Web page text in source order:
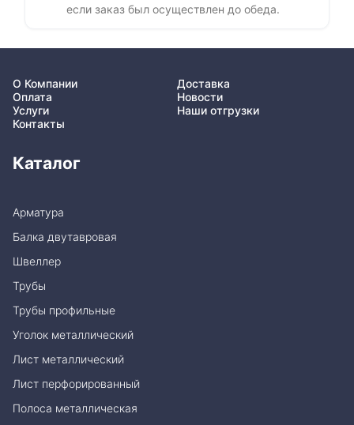
если заказ был осуществлен до обеда.
О Компании
Доставка
Оплата
Новости
Услуги
Наши отгрузки
Контакты
Каталог
Арматура
Балка двутавровая
Швеллер
Трубы
Трубы профильные
Уголок металлический
Лист металлический
Лист перфорированный
Полоса металлическая